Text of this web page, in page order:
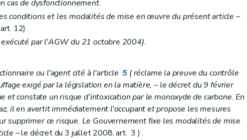
Habitations - décret du 15 juillet 2021, art. 20)
catégories d’aides"
cas de dysfonctionnement.
conditions et les modalités de mise en œuvre du présent article –
12) .
par l'AGW du 21 octobre 2004).
ou l'agent cité à l'article 5 (réclame la preuve du contrôle
exigé par la législation en la matière, – le décret du 9 février
et constate un risque d'intoxication par le monoxyde de carbone. En
il en avertit immédiatement l'occupant et propose les mesures
supprimer ce risque. Le Gouvernement fixe les modalités de mise
– le décret du 3 juillet 2008, art. 3 ) .